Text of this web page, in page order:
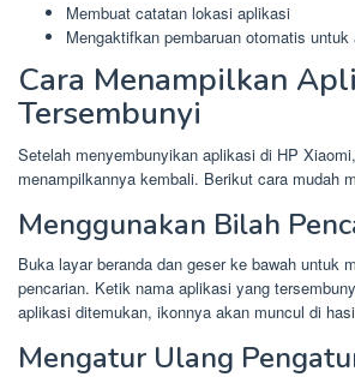
Membuat catatan lokasi aplikasi
Mengaktifkan pembaruan otomatis
Cara Menampilkan
Tersembunyi
Setelah menyembunyikan aplikasi di HP
menampilkannya kembali. Berikut cara mudah
Menggunakan Bilah
Buka layar beranda dan geser ke bawah untuk
pencarian. Ketik nama aplikasi yang
aplikasi ditemukan, ikonnya akan muncul di
Mengatur Ulang